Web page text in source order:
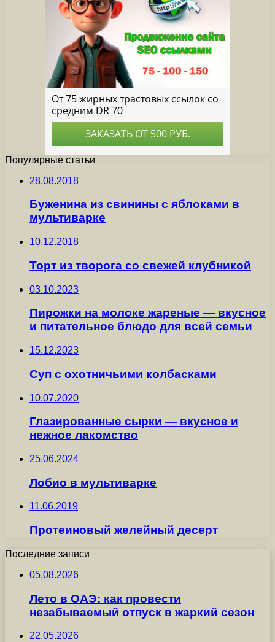
Популярные статьи
28.08.2018
Буженина из свинины с яблоками в
мультиварке
10.12.2018
Торт из творога со свежей клубникой
03.10.2023
Пирожки на молоке жареные — вкусное
и питательное блюдо для всей семьи
15.12.2023
Суп с охотничьими колбасками
10.07.2020
Глазированные сырки — вкусное и
нежное лакомство
25.06.2024
Лобио в мультиварке
11.06.2019
Протеиновый желейный десерт
Последние записи
05.08.2026
Лето в ОАЭ: как провести
незабываемый отпуск в жаркий сезон
22.05.2026